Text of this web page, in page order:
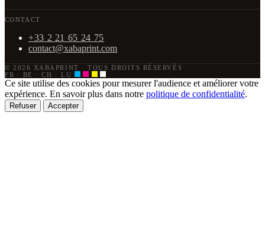
CONTACT
+33 2 21 65 24 75
contact@xabaprint.com
© 2026 XABAPRINT ·
TOUS DROITS RÉSERVÉS
FR · BE · CH · LU
Ce site utilise des cookies pour mesurer l'audience et améliorer votre
expérience. En savoir plus dans notre politique de confidentialité.
Refuser Accepter